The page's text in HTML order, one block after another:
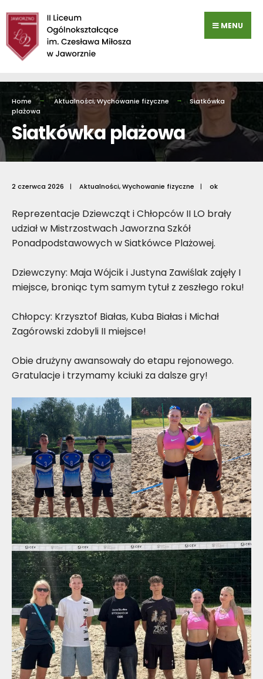
Przejdź
do
zawartości
MENU
Home Aktualności,Wychowanie fizyczne
Siatkówka
plażowa
Siatkówka plażowa
2 czerwca 2026 | Aktualności,Wychowanie fizyczne | ok
Reprezentacje Dziewcząt i Chłopców II LO brały
udział w Mistrzostwach Jaworzna Szkół
Ponadpodstawowych w Siatkówce Plażowej.
Dziewczyny: Maja Wójcik i Justyna Zawiślak zajęły I
miejsce, broniąc tym samym tytuł z zeszłego roku!
Chłopcy: Krzysztof Białas, Kuba Białas i Michał
Zagórowski zdobyli II miejsce!
Obie drużyny awansowały do etapu rejonowego.
Gratulacje i trzymamy kciuki za dalsze gry!